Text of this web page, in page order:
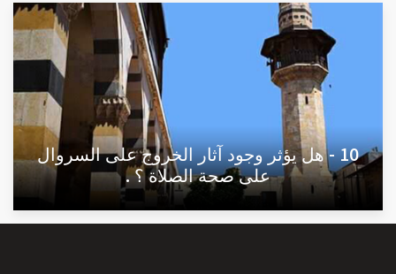
10 - هل يؤثر وجود آثار الخروج على السروال
على صحة الصلاة ؟ .